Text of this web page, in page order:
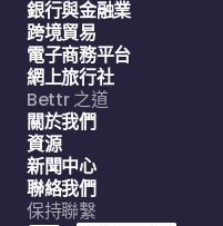
銀行與金融業
跨境貿易
電子商務平台
網上旅行社
Bettr 之道
關於我們
資源
新聞中心
聯絡我們
保持聯繫